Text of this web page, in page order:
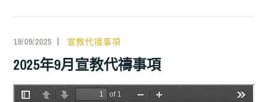
19/09/2025 宣教代禱事項
2025年9月宣教代禱事項